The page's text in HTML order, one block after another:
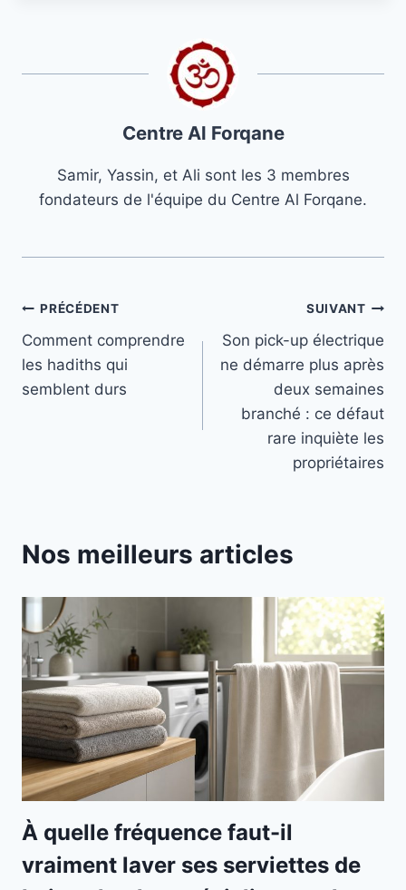
Centre Al Forqane
Samir, Yassin, et Ali sont les 3 membres
fondateurs de l'équipe du Centre Al Forqane.
Navigation
de
l’article
PRÉCÉDENT
Comment comprendre
les hadiths qui
semblent durs
SUIVANT
Son pick-up électrique
ne démarre plus après
deux semaines
branché : ce défaut
rare inquiète les
propriétaires
Nos meilleurs articles
À quelle fréquence faut-il
vraiment laver ses serviettes de